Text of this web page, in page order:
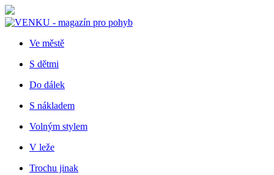
Ve městě
S dětmi
Do dálek
S nákladem
Volným stylem
V leže
Trochu jinak